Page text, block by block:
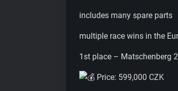
includes many spare parts
multiple race wins in the
1st place – Matschenberg
Price: 599,000 CZK